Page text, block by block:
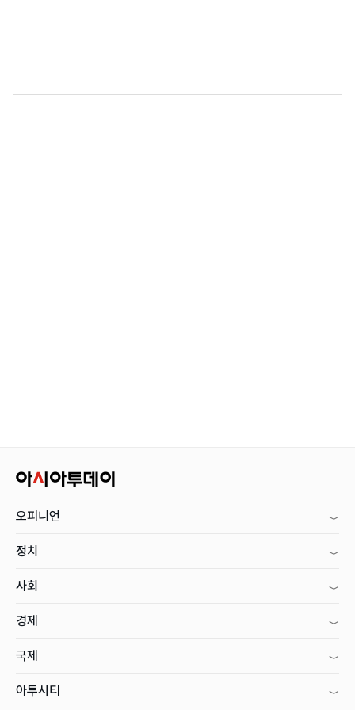
오피니언
정치
사회
경제
국제
아투시티